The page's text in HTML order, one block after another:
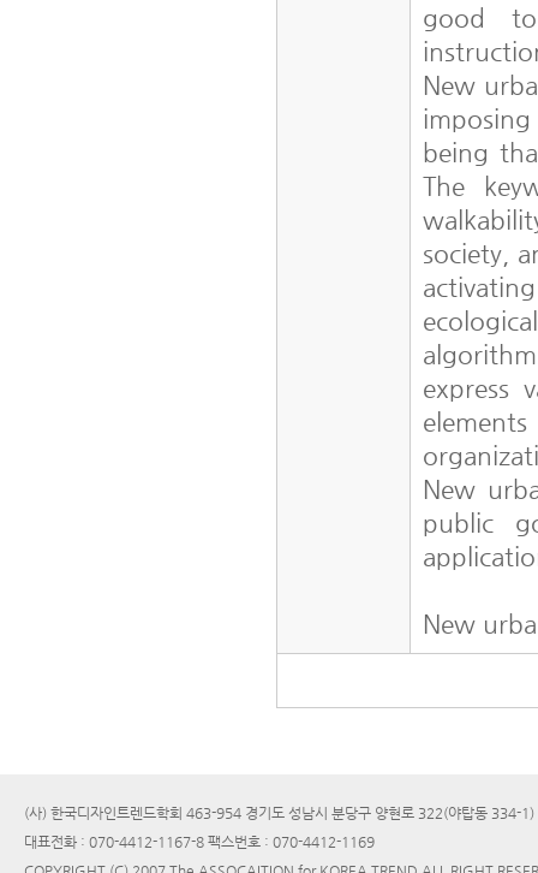
good to
New
being
The
society,
express
New
public
New
(사) 한국디자인트렌드학회 463-954 경기도 성남시 분당구 양현로 322(야탑동 334-
대표전화 : 070-4412-1167-8 팩스번호 : 070-4412-1169